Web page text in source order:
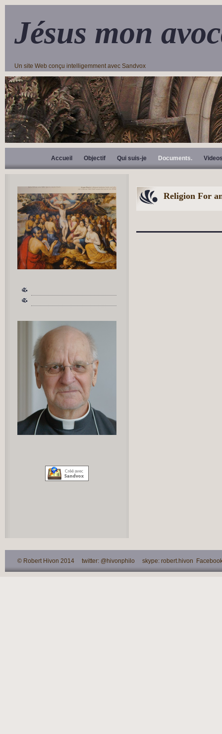
Jésus mon
Un site Web conçu intelligemment avec Sandvox
Accueil Objectif Qui suis-je Documents.
Religion For
© Robert Hivon 2014 twitter: @hivonphilo skype: robert.hivon